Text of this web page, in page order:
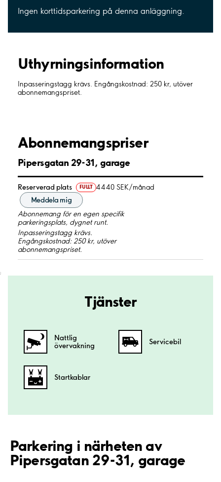
Ingen korttidsparkering på denna anläggning.
Uthyrnings­information
Inpasseringstagg krävs. Engångskostnad: 250 kr, utöver
abonnemangspriset.
Abonnemangspriser
Pipersgatan 29-31, garage
Reserverad plats FULLT 4440 SEK/månad
Meddela mig
Abonnemang för en egen specifik
parkeringsplats, dygnet runt.
Inpasseringstagg krävs.
Engångskostnad: 250 kr, utöver
abonnemangspriset.
;
Tjänster
Nattlig
övervakning
Servicebil
Startkablar
Parkering i närheten av
Pipersgatan 29-31, garage